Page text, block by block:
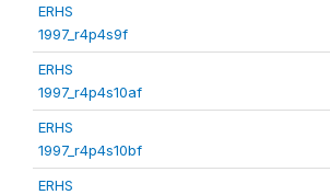
ERHS
1997_r4p4s9f
ERHS
1997_r4p4s10af
ERHS
1997_r4p4s10bf
ERHS